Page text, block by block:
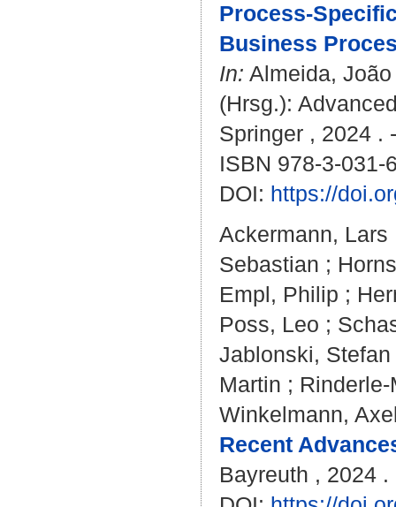
Process-
Business
In: Almeida,
(Hrsg.):
Springer , 2024 .
ISBN 978-3-031-
DOI: https://
Ackermann, Lars
Sebastian ;
Empl, Philip ;
Poss, Leo ;
Jablonski, Stefan
Martin ;
Winkelmann,
Recent
Bayreuth , 2024 .